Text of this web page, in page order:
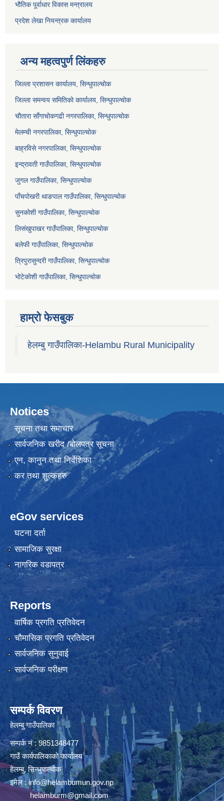
भौतिक पूर्वाधार विकास मन्त्रालय
प्रदेश लेखा नियन्त्रक कार्यालय
अन्य महत्वपुर्ण लिंकहरु
जिल्ला प्रशासन कार्यालय, सिन्धुपाल्चोक
जिल्ला समन्वय समितिको कार्यालय, सिन्धुपाल्चोक
चौतारा साँगाचोकगढी नगरपालिका, सिन्धुपाल्चोक
मेलम्ची नगरपालिका, सिन्धुपाल्चोक
बाह्रविसे नगरपालिका, सिन्धुपाल्चोक
इन्द्रावती गाउँपालिका, सिन्धुपाल्चोक
जुगल गाउँपालिका, सिन्धुपाल्चोक
पाँचपोखरी थाङपाल गाउँपालिका, सिन्धुपाल्चोक
सुनकोशी गाउँपालिका, सिन्धुपाल्चोक
लिसंखुपाखर गाउँपालिका, सिन्धुपाल्चोक
बलेफी गाउँपालिका, सिन्धुपाल्चोक
त्रिपुरासुन्दरी गाउँपालिका, सिन्धुपाल्चोक
भोटेकोशी गाउँपालिका, सिन्धुपाल्चोक
हाम्रो फेसबुक
हेलम्बु गाउँपालिका-Helambu Rural Municipality
Notices
सूचना तथा समाचार
सार्वजनिक खरीद /बोलपत्र सूचना
एन, कानुन तथा निर्देशिका
कर तथा शुल्कहरु
eGov services
घटना दर्ता
सामाजिक सुरक्षा
नागरिक वडापत्र
Reports
वार्षिक प्रगति प्रतिवेदन
चौमासिक प्रगति प्रतिवेदन
सार्वजनिक सुनुवाई
सार्वजनिक परीक्षण
सम्पर्क विवरण
हेलम्बु गाउँपालिका
सम्पर्क नं : 9851348477
गाउँ कार्यपालिकाको कार्यालय
हेलम्बु, सिन्धुपाल्चोक
इमेल :info@helambumun.gov.np
helamburm@gmail.com